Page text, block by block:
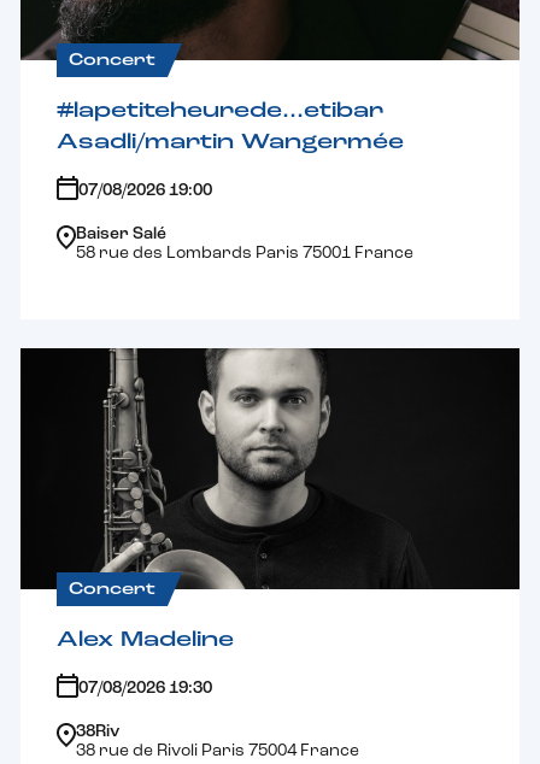
Concert
#lapetiteheurede…etibar
Asadli/martin Wangermée
07/08/2026 19:00
Baiser Salé
58 rue des Lombards Paris 75001 France
Concert
Alex Madeline
07/08/2026 19:30
38Riv
38 rue de Rivoli Paris 75004 France